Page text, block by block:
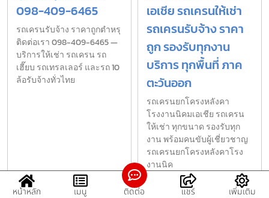
098-409-6465
รถเครนรับจ้าง ราคาถูกตำหรุ
ติดต่อเรา 098-409-6465 —
บริการให้เช่า รถเครน รถ
เฮี๊ยบ รถเทรลเลอร์ และรถ 10
ล้อรับจ้างทั่วไทย
เอเชีย รถเครนให้เช่า
รถเครนรับจ้าง ราคา
ถูก รองรับทุกงาน
บริการ ทุกพื้นที่ ภาค
ตะวันออก
รถเครนยกโครงหลังคา
โรงงานนิคมเอเชีย รถเครน
ให้เช่า ทุกขนาด รองรับทุก
งาน พร้อมคนขับผู้เชี่ยวชาญ
รถเครนยกโครงหลังคาโรง
งานนิค
หน้าหลัก เมนู ติดต่อ แชร์ เพิ่มเติม